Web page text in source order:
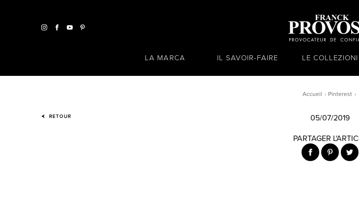
LA MARCA IL SAVOIR-FAIRE LE COLLEZIONI
Accueil Pinterest
RETOUR 05/07/2019
PARTAGER